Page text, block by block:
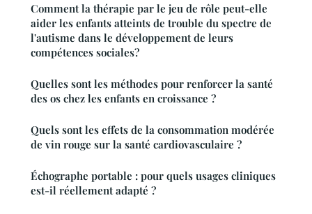
Comment la thérapie par le jeu de rôle peut-elle
aider les enfants atteints de trouble du spectre de
l'autisme dans le développement de leurs
compétences sociales?
Quelles sont les méthodes pour renforcer la santé
des os chez les enfants en croissance ?
Quels sont les effets de la consommation modérée
de vin rouge sur la santé cardiovasculaire ?
Échographe portable : pour quels usages cliniques
est-il réellement adapté ?